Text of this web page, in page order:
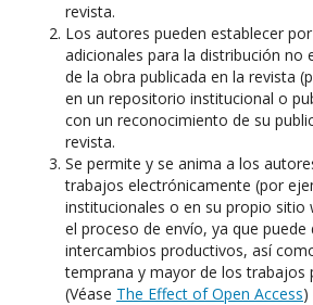
revista.
Los autores pueden establecer
adicionales para la distribución no
de la obra publicada en la revista
en un repositorio institucional o
con un reconocimiento de su
revista.
Se permite y se anima a los
trabajos electrónicamente (por
institucionales o en su propio sitio
el proceso de envío, ya que puede
intercambios productivos, así
temprana y mayor de los trabajos
(Véase The Effect of Open Access)